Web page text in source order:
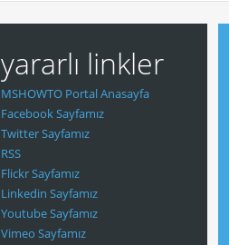
yararlı linkler
MSHOWTO Portal Anasayfa
Facebook Sayfamız
Twitter Sayfamız
RSS
Flickr Sayfamız
Linkedin Sayfamız
Youtube Sayfamız
Vimeo Sayfamız